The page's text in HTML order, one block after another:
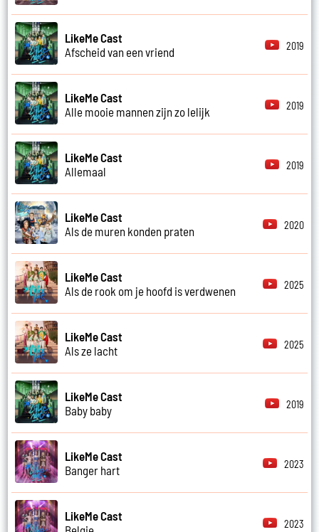
LikeMe Cast
Afscheid van een vriend
2019
LikeMe Cast
Alle mooie mannen zijn zo lelijk
2019
LikeMe Cast
Allemaal
2019
LikeMe Cast
Als de muren konden praten
2020
LikeMe Cast
Als de rook om je hoofd is verdwenen
2025
LikeMe Cast
Als ze lacht
2025
LikeMe Cast
Baby baby
2019
LikeMe Cast
Banger hart
2023
LikeMe Cast
2023